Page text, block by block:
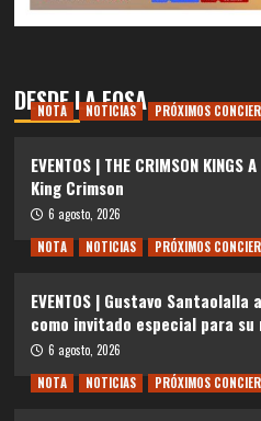
DESDE LA FOSA
NOTA NOTICIAS PRÓXIMOS
EVENTOS | THE CRIMSON
King Crimson
6 agosto, 2026
NOTA
NOTICIAS PRÓXIMOS
EVENTOS | Gustavo
como invitado especial para su
6 agosto, 2026
NOTA
NOTICIAS PRÓXIMOS